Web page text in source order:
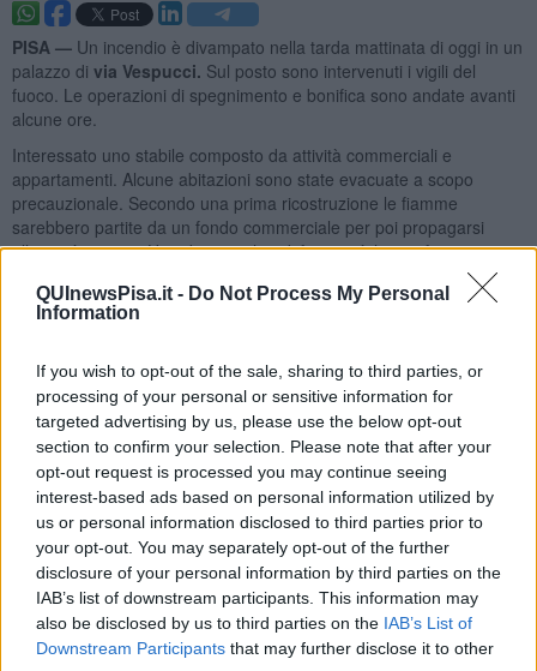
QUInewsPisa.it - Do Not Process My Personal
Information
If you wish to opt-out of the sale, sharing to third parties, or
processing of your personal or sensitive information for
targeted advertising by us, please use the below opt-out
section to confirm your selection. Please note that after your
opt-out request is processed you may continue seeing
interest-based ads based on personal information utilized by
us or personal information disclosed to third parties prior to
your opt-out. You may separately opt-out of the further
disclosure of your personal information by third parties on the
IAB’s list of downstream participants. This information may
also be disclosed by us to third parties on the IAB’s List of
Downstream Participants that may further disclose it to other
PISA — Un incendio è divampato nella tarda mattinata di oggi in un
palazzo di via Vespucci. Sul posto sono intervenuti i vigili del
fuoco. Le operazioni di spegnimento e bonifica sono andate avanti
alcune ore.
Interessato uno stabile composto da attività commerciali e
appartamenti. Alcune abitazioni sono state evacuate a scopo
precauzionale. Secondo una prima ricostruzione le fiamme
sarebbero partite da un fondo commerciale per poi propagarsi
all'attività attigua. Una densa coltre di fumo si è levata fino a
Sul luogo dell'incendio, le cui cause sono in corso di accertamento,
sono accorse anche le forze dell'ordine, che hanno cinturato la
zona per consentire le operazioni di spegnimento, e i sanitari del
118. Non si registrano persone ferite né intossicati.